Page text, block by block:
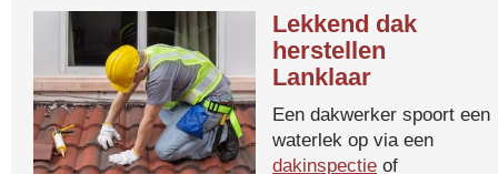
Lekkend dak
herstellen
Lanklaar
Een dakwerker spoort een
waterlek op via een
dakinspectie of